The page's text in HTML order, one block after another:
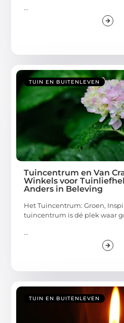
...
TUIN EN BUITENLEVEN
Tuincentrum en Van
Winkels voor
Anders in Beleving
Het Tuincentrum: Groen,
tuincentrum is dé plek waar
...
TUIN EN BUITENLEVEN